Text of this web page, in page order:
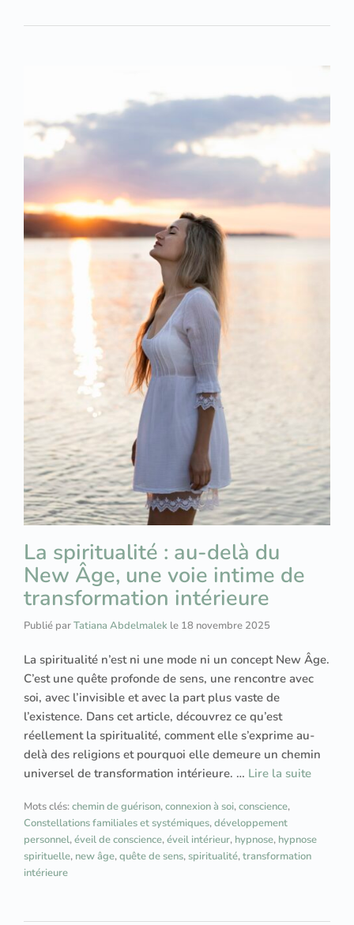
La spiritualité : au-delà du
New Âge, une voie intime de
transformation intérieure
Publié parTatiana Abdelmalek le 18 novembre 2025
La spiritualité n’est ni une mode ni un concept New Âge.
C’est une quête profonde de sens, une rencontre avec
soi, avec l’invisible et avec la part plus vaste de
l’existence. Dans cet article, découvrez ce qu’est
réellement la spiritualité, comment elle s’exprime au-
delà des religions et pourquoi elle demeure un chemin
universel de transformation intérieure. … Lire la suite
Mots clés:chemin de guérison,connexion à soi,conscience,
Constellations familiales et systémiques,développement
personnel,éveil de conscience,éveil intérieur, hypnose, hypnose
spirituelle, new âge,quête de sens,spiritualité,transformation
intérieure